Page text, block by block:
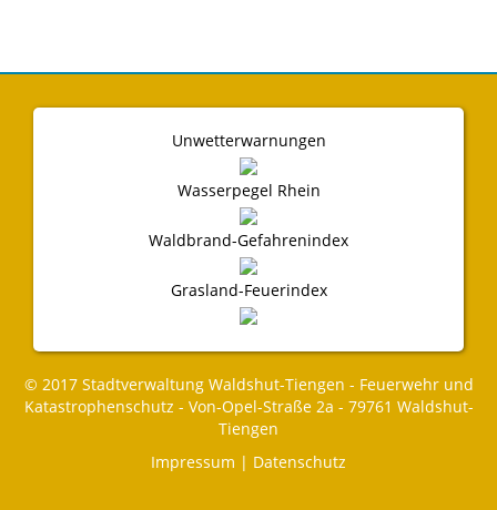
Unwetterwarnungen
Wasserpegel Rhein
Waldbrand-Gefahrenindex
Grasland-Feuerindex
© 2017 Stadtverwaltung Waldshut-Tiengen - Feuerwehr und
Katastrophenschutz - Von-Opel-Straße 2a - 79761 Waldshut-
Tiengen
Impressum | Datenschutz